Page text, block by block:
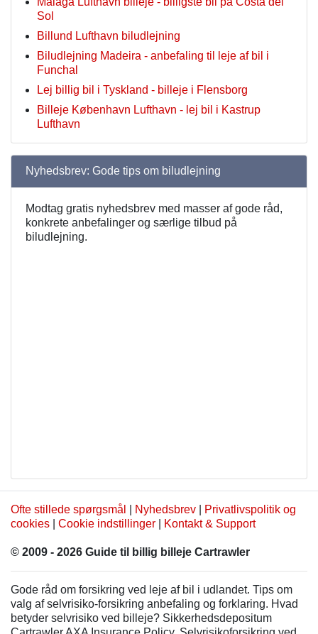
Sol
Billund Lufthavn biludlejning
Biludlejning Madeira - anbefaling til leje af bil i
Funchal
Lej billig bil i Tyskland - billeje i Flensborg
Billeje København Lufthavn - lej bil i Kastrup
Lufthavn
Nyhedsbrev: Gode tips om biludlejning
Modtag gratis nyhedsbrev med masser af gode råd,
konkrete anbefalinger og særlige tilbud på
biludlejning.
Ofte stillede spørgsmål Nyhedsbrev
Privatlivspolitik og
cookies
Cookie indstillinger Kontakt & Support
© 2009 - 2026 Guide til billig billeje Cartrawler
Gode råd om forsikring ved leje af bil i udlandet. Tips om
valg af selvrisiko-forsikring anbefaling og forklaring. Hvad
betyder selvrisiko ved billeje? Sikkerhedsdepositum